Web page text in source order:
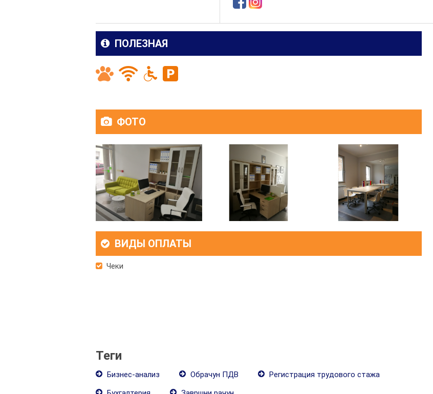
ПОЛЕЗНАЯ
ФОТО
ВИДЫ ОПЛАТЫ
Чеки
Теги
Бизнес-анализ Обрачун ПДВ
Регистрация трудового стажа